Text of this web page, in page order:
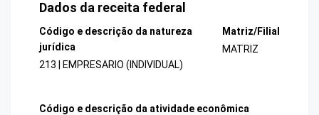
Dados da receita federal
Código e descrição da natureza
jurídica
213 | EMPRESARIO (INDIVIDUAL)
Matriz/Filial
MATRIZ
Código e descrição da atividade econômica